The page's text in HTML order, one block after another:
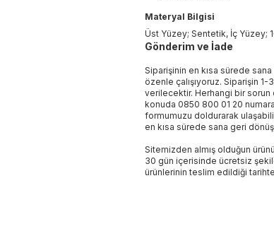
Materyal Bilgisi
Üst Yüzey; Sentetik, İç Yüzey;
Gönderim ve İade
Siparişinin en kısa sürede
özenle çalışıyoruz. Siparişin
verilecektir. Herhangi bir sorun
konuda 0850 800 01 20
formumuzu doldurarak
en kısa sürede sana geri
Sitemizden almış olduğun
30 gün içerisinde ücretsiz
ürünlerinin teslim edildiği